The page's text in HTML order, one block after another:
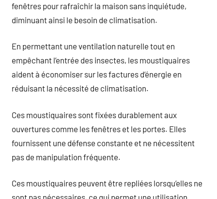
fenêtres pour rafraîchir la maison sans inquiétude,
diminuant ainsi le besoin de climatisation.
En permettant une ventilation naturelle tout en
empêchant l’entrée des insectes, les moustiquaires
aident à économiser sur les factures d’énergie en
réduisant la nécessité de climatisation.
Ces moustiquaires sont fixées durablement aux
ouvertures comme les fenêtres et les portes. Elles
fournissent une défense constante et ne nécessitent
pas de manipulation fréquente.
Ces moustiquaires peuvent être repliées lorsqu’elles ne
sont pas nécessaires, ce qui permet une utilisation